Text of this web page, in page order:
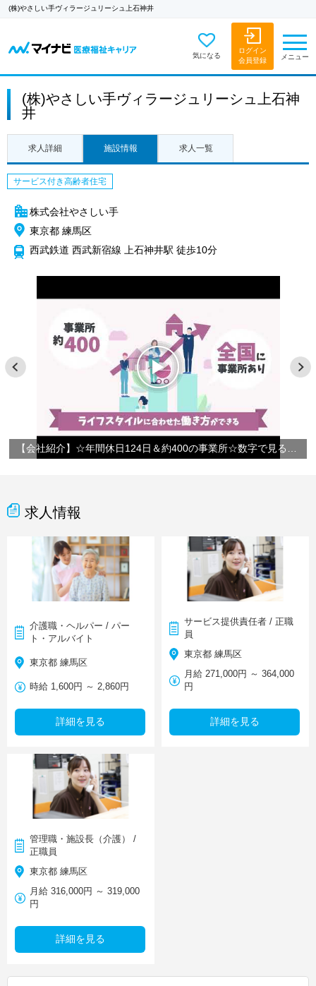
(株)やさしい手ヴィラージュリーシュ上石神井
気になる
ログイン
会員登録
メニュー
(株)やさしい手ヴィラージュリーシュ上石神
井
求人詳細 施設情報 求人一覧
サービス付き高齢者住宅
株式会社やさしい手
東京都 練馬区
西武鉄道 西武新宿線 上石神井駅 徒歩10分
求人情報
介護職・ヘルパー / パー
ト・アルバイト
東京都 練馬区
時給 1,600円 ～ 2,860円
詳細を見る
サービス提供責任者 / 正職
員
東京都 練馬区
月給 271,000円 ～ 364,000
円
詳細を見る
管理職・施設長（介護） /
正職員
東京都 練馬区
月給 316,000円 ～ 319,000
円
詳細を見る